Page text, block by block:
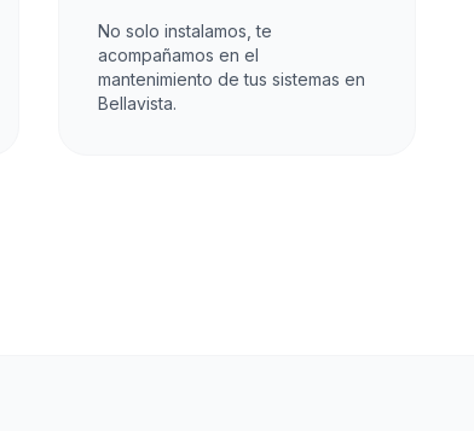
No solo instalamos, te
acompañamos en el
mantenimiento de tus sistemas en
Bellavista.